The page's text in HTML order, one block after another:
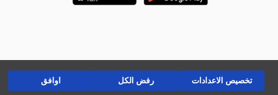
تخصيص الاعدادات رفض الكل اوافق